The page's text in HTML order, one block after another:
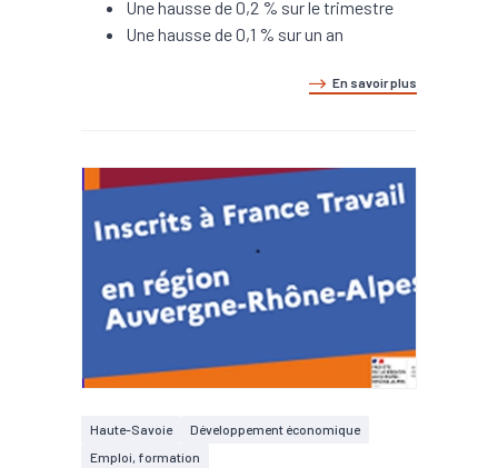
Une hausse de 0,2 % sur le trimestre
Une hausse de 0,1 % sur un an
En savoir plus
Haute-Savoie
Développement économique
Emploi, formation